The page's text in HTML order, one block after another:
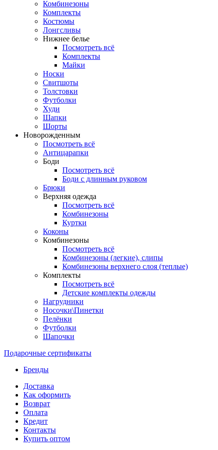
Комбинезоны
Комплекты
Костюмы
Лонгсливы
Нижнее белье
Посмотреть всё
Комплекты
Майки
Носки
Свитшоты
Толстовки
Футболки
Худи
Шапки
Шорты
Новорожденным
Посмотреть всё
Антицарапки
Боди
Посмотреть всё
Боди с длинным руковом
Брюки
Верхняя одежда
Посмотреть всё
Комбинезоны
Куртки
Коконы
Комбинезоны
Посмотреть всё
Комбинезоны (легкие), слипы
Комбинезоны верхнего слоя (теплые)
Комплекты
Посмотреть всё
Детские комплекты одежды
Нагрудники
Носочки\Пинетки
Пелёнки
Футболки
Шапочки
Подарочные сертификаты
Бренды
Доставка
Как оформить
Возврат
Оплата
Кредит
Контакты
Купить оптом